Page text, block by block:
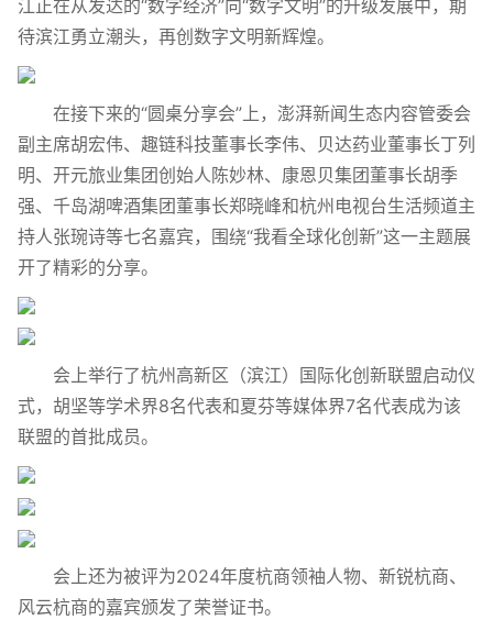
江正在从发达的“数字经济”向“数字文明”的升级发展中，期
待滨江勇立潮头，再创数字文明新辉煌。
在接下来的“圆桌分享会”上，澎湃新闻生态内容管委会
副主席胡宏伟、趣链科技董事长李伟、贝达药业董事长丁列
明、开元旅业集团创始人陈妙林、康恩贝集团董事长胡季
强、千岛湖啤酒集团董事长郑晓峰和杭州电视台生活频道主
持人张琬诗等七名嘉宾，围绕“我看全球化创新”这一主题展
开了精彩的分享。
会上举行了杭州高新区（滨江）国际化创新联盟启动仪
式，胡坚等学术界8名代表和夏芬等媒体界7名代表成为该
联盟的首批成员。
会上还为被评为2024年度杭商领袖人物、新锐杭商、
风云杭商的嘉宾颁发了荣誉证书。